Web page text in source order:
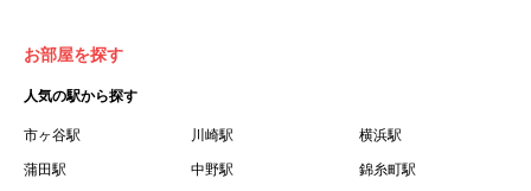
録した情報、本サービス利用中に当社が登録を求めた情報
った場合の当該情報を意味します。
７.「本会員制度」とは、会員による本サービスの利用の促
進を目的とした会員制度を意味します。
お部屋を探す
人気の駅から探す
市ヶ谷駅 川崎駅 横浜駅
蒲田駅 中野駅 錦糸町駅